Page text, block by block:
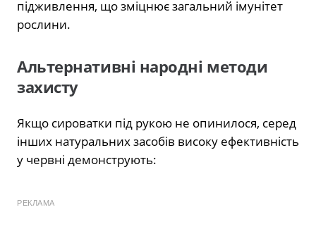
підживлення, що зміцнює загальний імунітет
рослини.
Альтернативні народні методи
захисту
Якщо сироватки під рукою не опинилося, серед
інших натуральних засобів високу ефективність
у червні демонструють:
РЕКЛАМА